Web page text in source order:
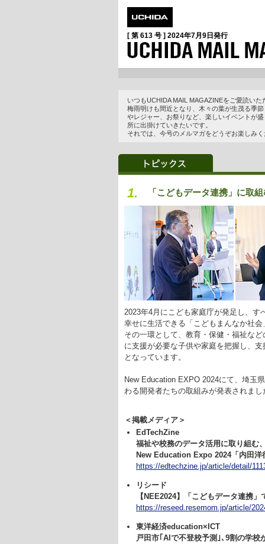
[ 第 613 号 ] 2024年7月9日 発行
いつもUCHIDA MAIL MAGAZINEをご愛読い
梅雨明けも間近となり、木々の葉が生茂る季
やレジャー、お祭りなど、楽しいイベントが
所に出掛けていきたいです。
それでは、今号のメルマガをどうぞお楽しみ
1. 「こどもデータ連携」に取
2023年4月にこども家庭庁が発足し、
幸せに生活できる「こどもまんなか社
その一環として、教育・保健・福祉な
に支援が必要な子供や家庭を把握し、
となっています。
New Education EXPO 2024にて、埼玉
わる開発者たちの取組みが発表されまし
＜掲載メディア＞
EdTechZine
福祉や校務のデータ活用に取り組む
New Education Expo 2024「内田洋
https://edtechzine.jp/article/detail/
リシード
【NEE2024】「こどもデータ連携
https://reseed.resemom.jp/article/
東洋経済education×ICT
戸田市｢AIで不登校予測｣､9割の学